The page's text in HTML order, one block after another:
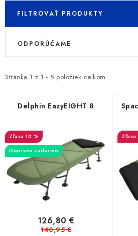
ZNAČKY
Navštívte našu predajňu vo Dvoroch nad
FILTROVAŤ PRODUKTY
V
i
o
d
u
k
Stránka 1 z 1 - 5 položiek celkom
R
e
p
r
o
d
ODPORÚČAME
Delphin EazyEIGHT 8
10 %
Doprava zadarmo
126,80 €
140,95 €